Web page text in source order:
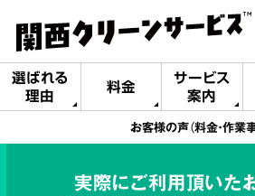
選ばれる
理由
料金
サービス
案内
お客様の声（料金・作業
実際にご利用頂いた